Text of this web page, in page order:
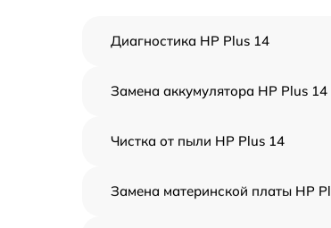
Диагностика HP Plus 14
Замена аккумулятора HP Plus 14
Чистка от пыли HP Plus 14
Замена материнской платы HP